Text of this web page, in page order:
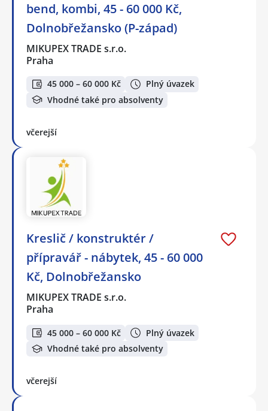
bend, kombi, 45 - 60 000 Kč,
Dolnobřežansko (P-západ)
MIKUPEX TRADE s.r.o.
Praha
45 000 – 60 000 Kč
Plný úvazek
Vhodné také pro absolventy
včerejší
Kreslič / konstruktér /
přípravář - nábytek, 45 - 60 000
Kč, Dolnobřežansko
MIKUPEX TRADE s.r.o.
Praha
45 000 – 60 000 Kč
Plný úvazek
Vhodné také pro absolventy
včerejší